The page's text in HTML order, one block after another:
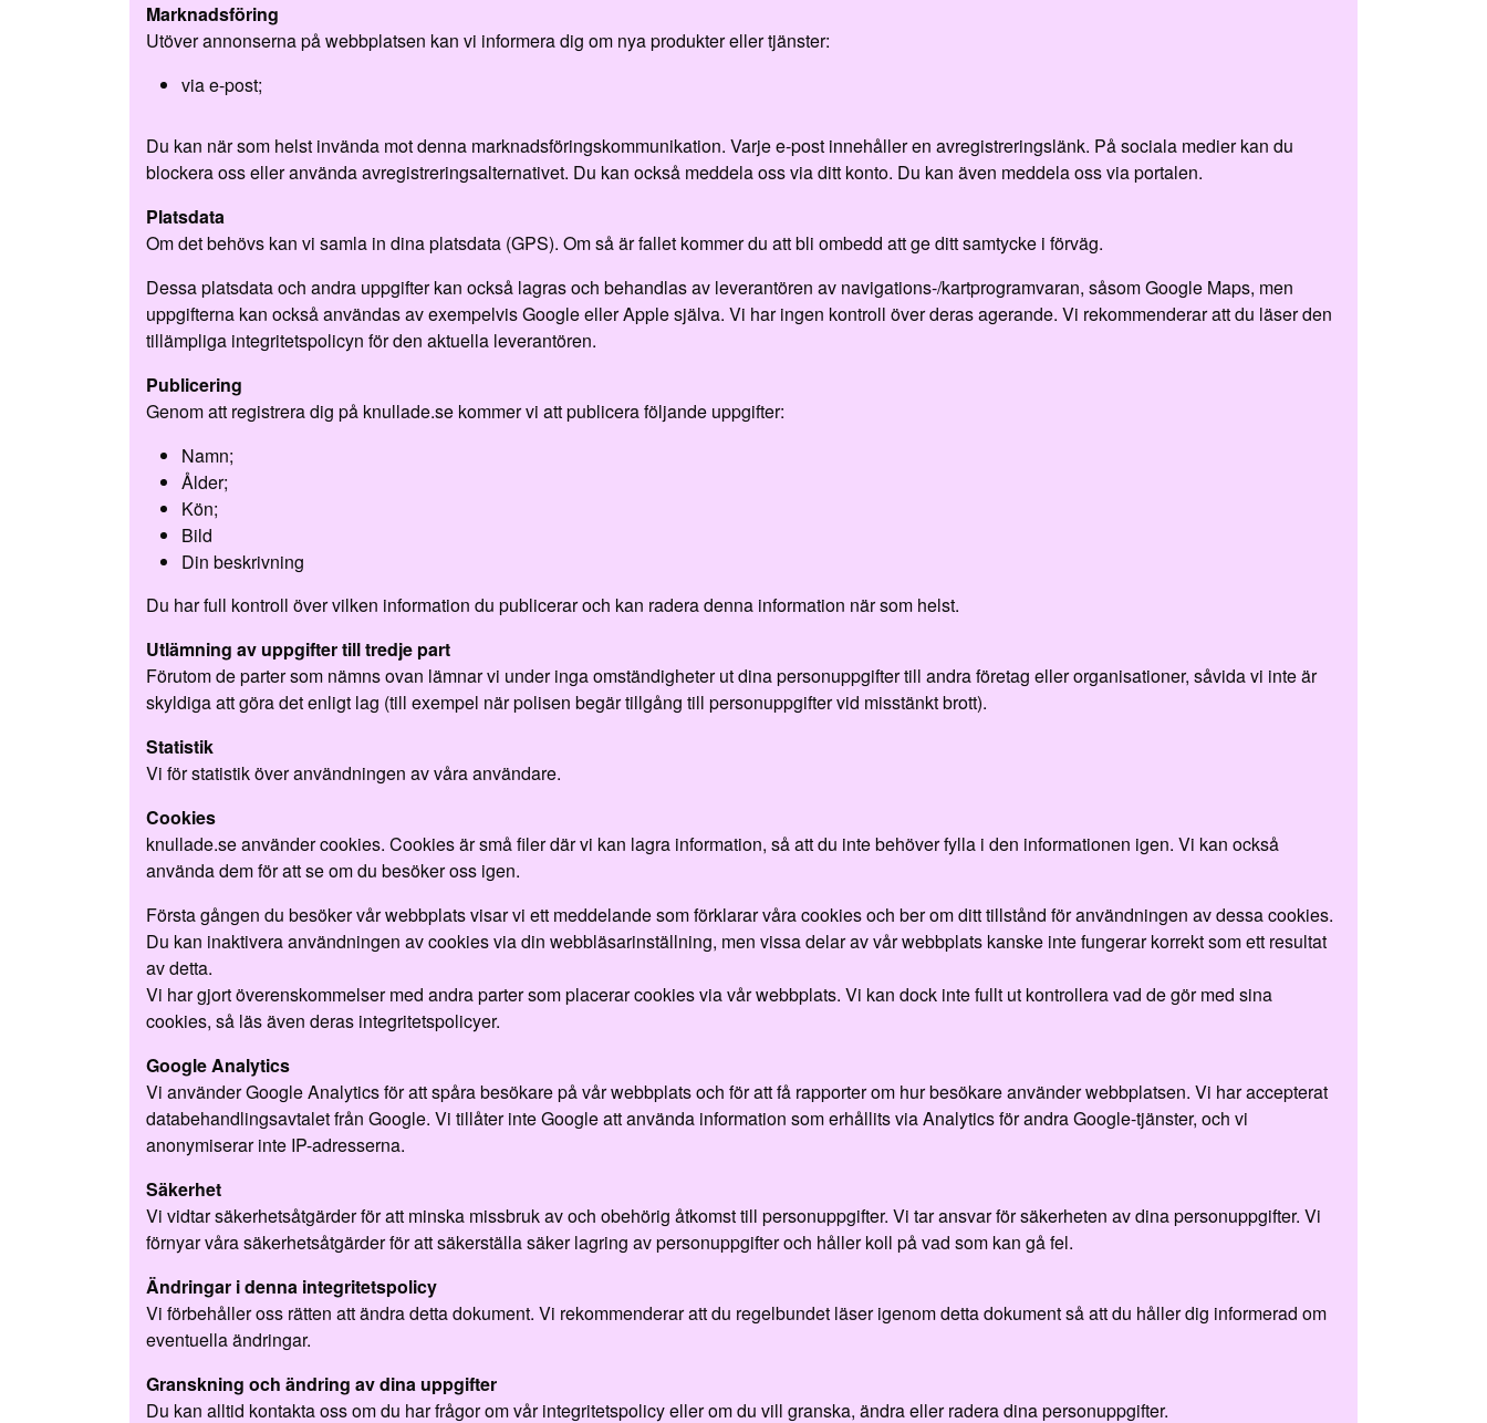
Marknadsföring
Utöver annonserna på webbplatsen kan vi informera dig om nya produkter eller tjänster:
via e-post;
Du kan när som helst invända mot denna marknadsföringskommunikation. Varje e-post innehåller en avregistreringslänk. På sociala medier kan du
blockera oss eller använda avregistreringsalternativet. Du kan också meddela oss via ditt konto. Du kan även meddela oss via portalen.
Platsdata
Om det behövs kan vi samla in dina platsdata (GPS). Om så är fallet kommer du att bli ombedd att ge ditt samtycke i förväg.
Dessa platsdata och andra uppgifter kan också lagras och behandlas av leverantören av navigations-/kartprogramvaran, såsom Google Maps, men
uppgifterna kan också användas av exempelvis Google eller Apple själva. Vi har ingen kontroll över deras agerande. Vi rekommenderar att du läser den
tillämpliga integritetspolicyn för den aktuella leverantören.
Publicering
Genom att registrera dig på knullade.se kommer vi att publicera följande uppgifter:
Namn;
Ålder;
Kön;
Bild
Din beskrivning
Du har full kontroll över vilken information du publicerar och kan radera denna information när som helst.
Utlämning av uppgifter till tredje part
Förutom de parter som nämns ovan lämnar vi under inga omständigheter ut dina personuppgifter till andra företag eller organisationer, såvida vi inte är
skyldiga att göra det enligt lag (till exempel när polisen begär tillgång till personuppgifter vid misstänkt brott).
Statistik
Vi för statistik över användningen av våra användare.
Cookies
knullade.se använder cookies. Cookies är små filer där vi kan lagra information, så att du inte behöver fylla i den informationen igen. Vi kan också
använda dem för att se om du besöker oss igen.
Första gången du besöker vår webbplats visar vi ett meddelande som förklarar våra cookies och ber om ditt tillstånd för användningen av dessa cookies.
Du kan inaktivera användningen av cookies via din webbläsarinställning, men vissa delar av vår webbplats kanske inte fungerar korrekt som ett resultat
av detta.
Vi har gjort överenskommelser med andra parter som placerar cookies via vår webbplats. Vi kan dock inte fullt ut kontrollera vad de gör med sina
cookies, så läs även deras integritetspolicyer.
Google Analytics
Vi använder Google Analytics för att spåra besökare på vår webbplats och för att få rapporter om hur besökare använder webbplatsen. Vi har accepterat
databehandlingsavtalet från Google. Vi tillåter inte Google att använda information som erhållits via Analytics för andra Google-tjänster, och vi
anonymiserar inte IP-adresserna.
Säkerhet
Vi vidtar säkerhetsåtgärder för att minska missbruk av och obehörig åtkomst till personuppgifter. Vi tar ansvar för säkerheten av dina personuppgifter. Vi
förnyar våra säkerhetsåtgärder för att säkerställa säker lagring av personuppgifter och håller koll på vad som kan gå fel.
Ändringar i denna integritetspolicy
Vi förbehåller oss rätten att ändra detta dokument. Vi rekommenderar att du regelbundet läser igenom detta dokument så att du håller dig informerad om
eventuella ändringar.
Granskning och ändring av dina uppgifter
Du kan alltid kontakta oss om du har frågor om vår integritetspolicy eller om du vill granska, ändra eller radera dina personuppgifter.